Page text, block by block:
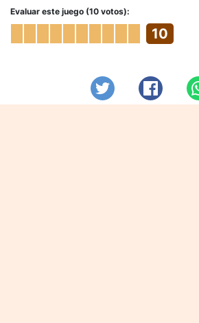
Evaluar este juego (10 votos):
10